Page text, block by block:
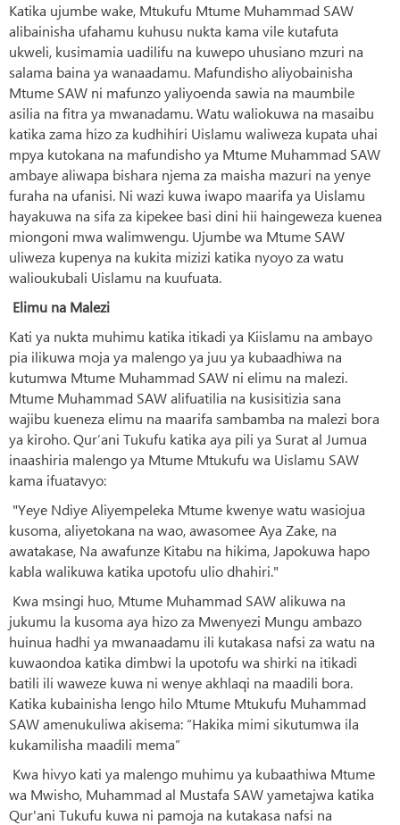
Katika ujumbe wake, Mtukufu Mtume Muhammad SAW
alibainisha ufahamu kuhusu nukta kama vile kutafuta
ukweli, kusimamia uadilifu na kuwepo uhusiano mzuri na
salama baina ya wanaadamu. Mafundisho aliyobainisha
Mtume SAW ni mafunzo yaliyoenda sawia na maumbile
asilia na fitra ya mwanadamu. Watu waliokuwa na masaibu
katika zama hizo za kudhihiri Uislamu waliweza kupata uhai
mpya kutokana na mafundisho ya Mtume Muhammad SAW
ambaye aliwapa bishara njema za maisha mazuri na yenye
furaha na ufanisi. Ni wazi kuwa iwapo maarifa ya Uislamu
hayakuwa na sifa za kipekee basi dini hii haingeweza kuenea
miongoni mwa walimwengu. Ujumbe wa Mtume SAW
uliweza kupenya na kukita mizizi katika nyoyo za watu
walioukubali Uislamu na kuufuata.
Elimu na Malezi
Kati ya nukta muhimu katika itikadi ya Kiislamu na ambayo
pia ilikuwa moja ya malengo ya juu ya kubaadhiwa na
kutumwa Mtume Muhammad SAW ni elimu na malezi.
Mtume Muhammad SAW alifuatilia na kusisitizia sana
wajibu kueneza elimu na maarifa sambamba na malezi bora
ya kiroho. Qur’ani Tukufu katika aya pili ya Surat al Jumua
inaashiria malengo ya Mtume Mtukufu wa Uislamu SAW
kama ifuatavyo:
"Yeye Ndiye Aliyempeleka Mtume kwenye watu wasiojua
kusoma, aliyetokana na wao, awasomee Aya Zake, na
awatakase, Na awafunze Kitabu na hikima, Japokuwa hapo
kabla walikuwa katika upotofu ulio dhahiri."
Kwa msingi huo, Mtume Muhammad SAW alikuwa na
jukumu la kusoma aya hizo za Mwenyezi Mungu ambazo
huinua hadhi ya mwanaadamu ili kutakasa nafsi za watu na
kuwaondoa katika dimbwi la upotofu wa shirki na itikadi
batili ili waweze kuwa ni wenye akhlaqi na maadili bora.
Katika kubainisha lengo hilo Mtume Mtukufu Muhammad
SAW amenukuliwa akisema: “Hakika mimi sikutumwa ila
kukamilisha maadili mema”
Kwa hivyo kati ya malengo muhimu ya kubaathiwa Mtume
wa Mwisho, Muhammad al Mustafa SAW yametajwa katika
Qur'ani Tukufu kuwa ni pamoja na kutakasa nafsi na